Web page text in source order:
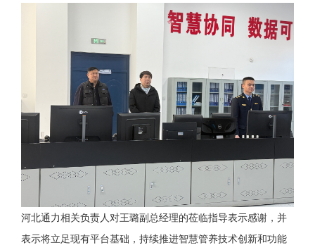
河北通力相关负责人对王璐副总经理的莅临指导表示感谢，并
表示将立足现有平台基础，持续推进智慧管养技术创新和功能